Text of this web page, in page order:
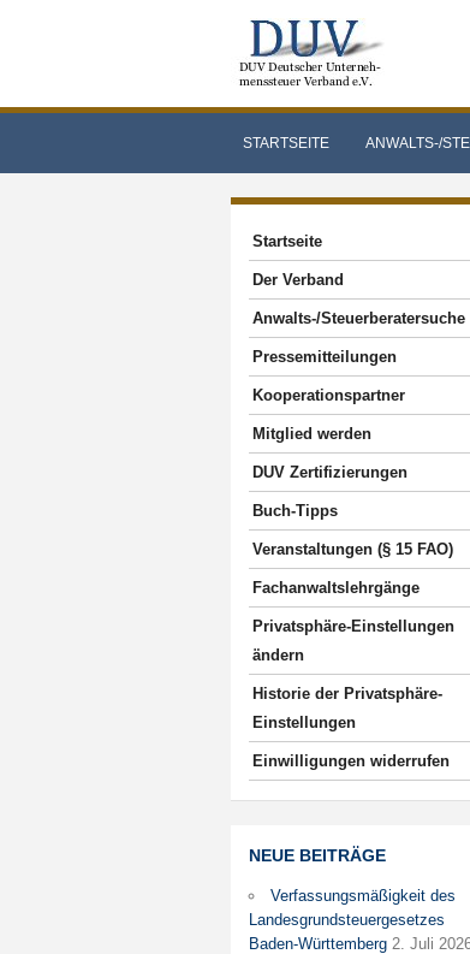
STARTSEITE ANWALTS-/
Startseite
Der Verband
Anwalts-/Steuerberatersuche
Pressemitteilungen
Kooperationspartner
Mitglied werden
DUV Zertifizierungen
Buch-Tipps
Veranstaltungen (§ 15 FAO)
Fachanwaltslehrgänge
Privatsphäre-Einstellungen
ändern
Historie der Privatsphäre-
Einstellungen
Einwilligungen widerrufen
NEUE BEITRÄGE
Verfassungsmäßigkeit des
Landesgrundsteuergesetzes
Baden-Württemberg 2. Juli